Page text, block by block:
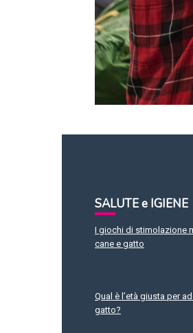
SALUTE e IGIENE
I giochi di stimolazione
cane e gatto
Qual è l’età giusta per
gatto?